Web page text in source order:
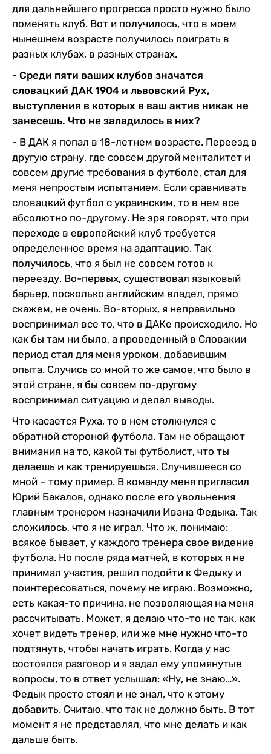
для дальнейшего прогресса просто нужно было
поменять клуб. Вот и получилось, что в моем
нынешнем возрасте получилось поиграть в
разных клубах, в разных странах.
- Среди пяти ваших клубов значатся
словацкий ДАК 1904 и львовский Рух,
выступления в которых в ваш актив никак не
занесешь. Что не заладилось в них?
- В ДАК я попал в 18-летнем возрасте. Переезд в
другую страну, где совсем другой менталитет и
совсем другие требования в футболе, стал для
меня непростым испытанием. Если сравнивать
словацкий футбол с украинским, то в нем все
абсолютно по-другому. Не зря говорят, что при
переходе в европейский клуб требуется
определенное время на адаптацию. Так
получилось, что я был не совсем готов к
переезду. Во-первых, существовал языковый
барьер, посколько английским владел, прямо
скажем, не очень. Во-вторых, я неправильно
воспринимал все то, что в ДАКе происходило. Но
как бы там ни было, а проведенный в Словакии
период стал для меня уроком, добавившим
опыта. Случись со мной то же самое, что было в
этой стране, я бы совсем по-другому
воспринимал ситуацию и делал выводы.
Что касается Руха, то в нем столкнулся с
обратной стороной футбола. Там не обращают
внимания на то, какой ты футболист, что ты
делаешь и как тренируешься. Случившееся со
мной – тому пример. В команду меня пригласил
Юрий Бакалов, однако после его увольнения
главным тренером назначили Ивана Федыка. Так
сложилось, что я не играл. Что ж, понимаю:
всякое бывает, у каждого тренера свое видение
футбола. Но после ряда матчей, в которых я не
принимал участия, решил подойти к Федыку и
поинтересоваться, почему не играю. Возможно,
есть какая-то причина, не позволяющая на меня
рассчитывать. Может, я делаю что-то не так, как
хочет видеть тренер, или же мне нужно что-то
подтянуть, чтобы начать играть. Когда у нас
состоялся разговор и я задал ему упомянутые
вопросы, то в ответ услышал: «Ну, не знаю…».
Федык просто стоял и не знал, что к этому
добавить. Считаю, что так не должно быть. В тот
момент я не представлял, что мне делать и как
дальше быть.